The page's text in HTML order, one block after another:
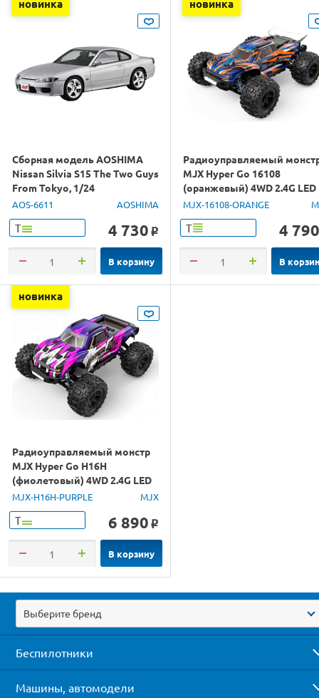
новинка
Сборная модель AOSHIMA
Nissan Silvia S15 The Two Guys
From Tokyo, 1/24
AOS-6611 AOSHIMA
Т 4 730 o
В корзину
новинка
Радиоуправляемый
MJX Hyper Go 16108
(оранжевый) 4WD 2.4G LED
1/16 RTR
MJX-16108-ORANGE
Т 4 790
В
новинка
Радиоуправляемый монстр
MJX Hyper Go H16H
(фиолетовый) 4WD 2.4G LED
GPS 1/16 RTR
MJX-H16H-PURPLE MJX
Т 6 890 o
В корзину
Выберите бренд
Беспилотники
Машины, автомодели